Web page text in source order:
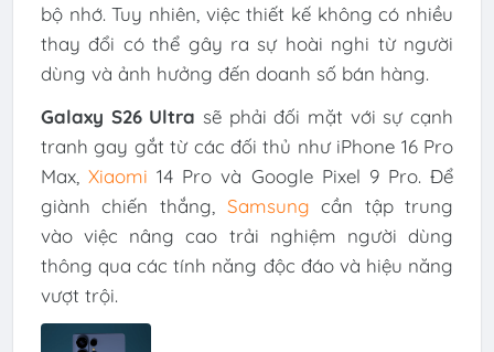
bộ nhớ. Tuy nhiên, việc thiết kế không có nhiều
thay đổi có thể gây ra sự hoài nghi từ người
dùng và ảnh hưởng đến doanh số bán hàng.
Galaxy S26 Ultra sẽ phải đối mặt với sự cạnh
tranh gay gắt từ các đối thủ như iPhone 16 Pro
Max,Xiaomi 14 Pro và Google Pixel 9 Pro. Để
giành chiến thắng, Samsung cần tập trung
vào việc nâng cao trải nghiệm người dùng
thông qua các tính năng độc đáo và hiệu năng
vượt trội.